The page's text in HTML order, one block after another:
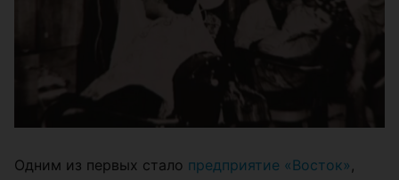
Одним из первых стало предприятие «Восток» ,